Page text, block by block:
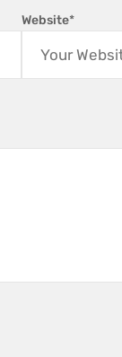
Website*